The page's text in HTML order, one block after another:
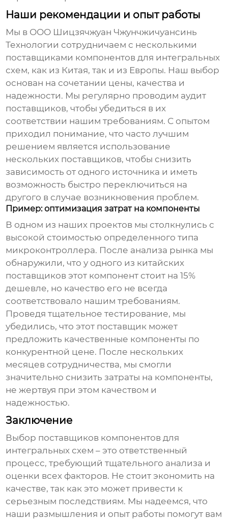
Наши рекомендации и опыт работы
Мы в ООО Шицзячжуан Чжунчжичуансинь
Технологии сотрудничаем с несколькими
поставщиками компонентов для интегральных
схем, как из Китая, так и из Европы. Наш выбор
основан на сочетании цены, качества и
надежности. Мы регулярно проводим аудит
поставщиков, чтобы убедиться в их
соответствии нашим требованиям. С опытом
приходил понимание, что часто лучшим
решением является использование
нескольких поставщиков, чтобы снизить
зависимость от одного источника и иметь
возможность быстро переключиться на
другого в случае возникновения проблем.
Пример: оптимизация затрат на компоненты
В одном из наших проектов мы столкнулись с
высокой стоимостью определенного типа
микроконтроллера. После анализа рынка мы
обнаружили, что у одного из китайских
поставщиков этот компонент стоит на 15%
дешевле, но качество его не всегда
соответствовало нашим требованиям.
Проведя тщательное тестирование, мы
убедились, что этот поставщик может
предложить качественные компоненты по
конкурентной цене. После нескольких
месяцев сотрудничества, мы смогли
значительно снизить затраты на компоненты,
не жертвуя при этом качеством и
надежностью.
Заключение
Выбор поставщиков компонентов для
интегральных схем – это ответственный
процесс, требующий тщательного анализа и
оценки всех факторов. Не стоит экономить на
качестве, так как это может привести к
серьезным последствиям. Мы надеемся, что
наши размышления и опыт работы помогут вам